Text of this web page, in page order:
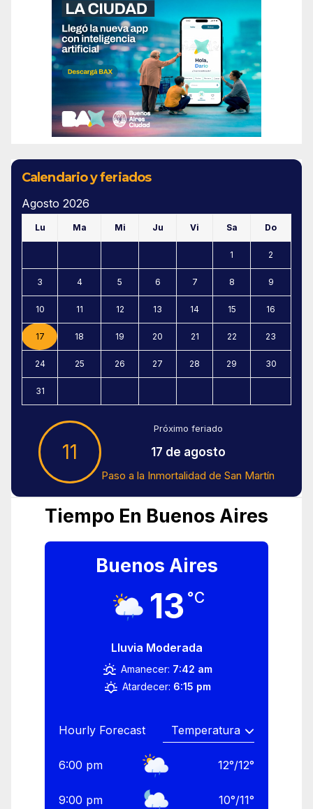
Calendario y feriados
Agosto 2026
Lu Ma Mi Ju Vi Sa Do
1 2
3 4 5 6 7 8 9
10 11 12 13 14 15 16
17 18 19 20 21 22 23
24 25 26 27 28 29 30
31
11
Próximo feriado
17 de agosto
Paso a la Inmortalidad de San Martín
Tiempo En Buenos Aires
Buenos Aires
13 °C
Lluvia Moderada
Amanecer: 7:42 am
Atardecer: 6:15 pm
Hourly Forecast
6:00 pm 12°/12°
9:00 pm 10°/11°